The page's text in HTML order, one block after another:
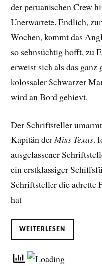
der peruanischen Crew
Unerwartete. Endlich,
Wochen, kommt das
so sehnsüchtig hofft, zu
erweist sich als das
kolossaler Schwarzer
wird an Bord gehievt.
Der Schriftsteller
Kapitän derMiss Texas.
ausgelassener
ein erstklassiger
Schriftsteller die adrette
hat
WEITERLESEN